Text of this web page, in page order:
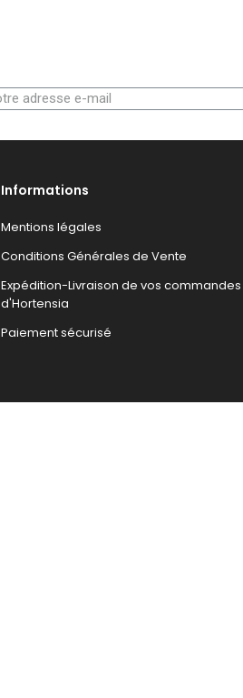
Informations
Mentions légales
Conditions Générales de Vente
Expédition-Livraison de vos commandes
d'Hortensia
Paiement sécurisé